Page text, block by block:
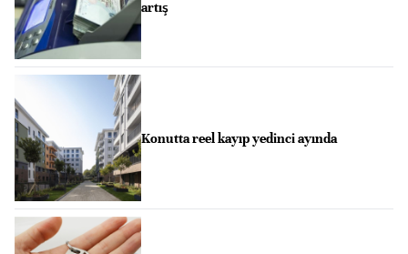
artış
Konutta reel kayıp yedinci ayında